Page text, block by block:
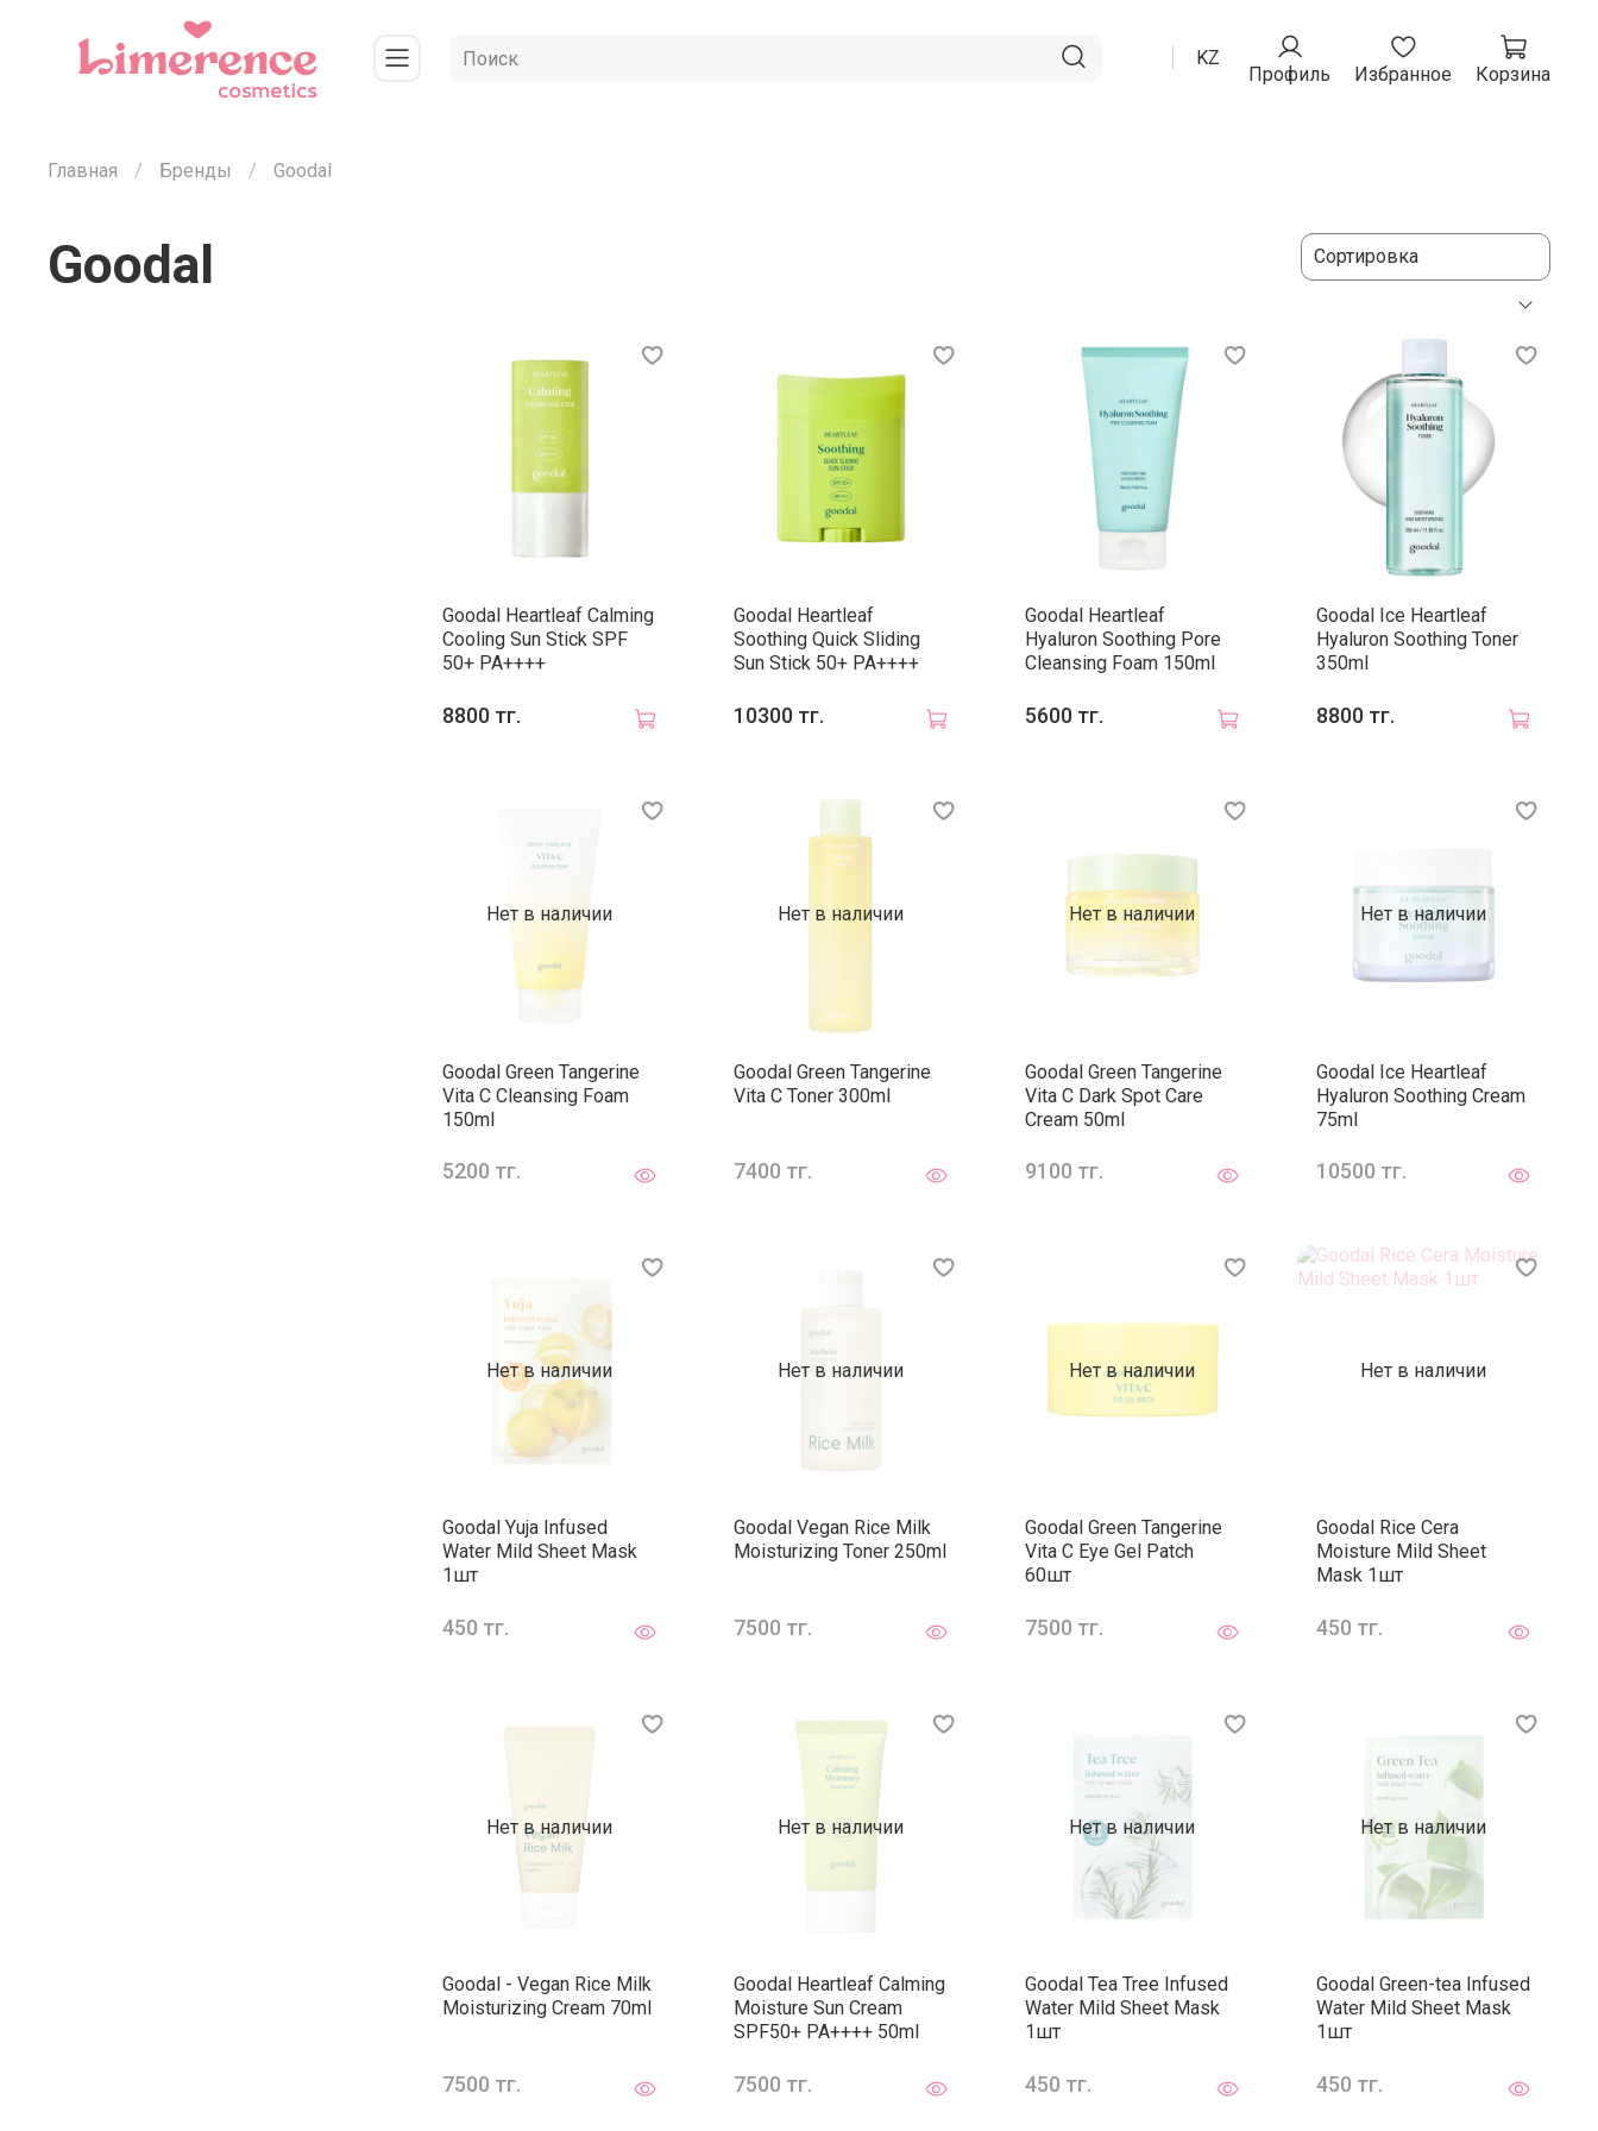
KZ
Профиль Избранное Корзина
Главная Бренды Goodal
Goodal
Goodal Heartleaf Calming
Cooling Sun Stick SPF
50+ PA++++
8800 тг.
Goodal Heartleaf
Soothing Quick Sliding
Sun Stick 50+ PA++++
10300 тг.
Goodal Heartleaf
Hyaluron Soothing Pore
Cleansing Foam 150ml
5600 тг.
Goodal Ice Heartleaf
Hyaluron Soothing Toner
350ml
8800 тг.
Нет в наличии
Goodal Green Tangerine
Vita C Cleansing Foam
150ml
5200 тг.
Нет в наличии
Goodal Green Tangerine
Vita C Toner 300ml
7400 тг.
Нет в наличии
Goodal Green Tangerine
Vita C Dark Spot Care
Cream 50ml
9100 тг.
Нет в наличии
Goodal Ice Heartleaf
Hyaluron Soothing Cream
75ml
10500 тг.
Нет в наличии
Goodal Yuja Infused
Water Mild Sheet Mask
1шт
450 тг.
Нет в наличии
Goodal Vegan Rice Milk
Moisturizing Toner 250ml
7500 тг.
Нет в наличии
Goodal Green Tangerine
Vita C Eye Gel Patch
60шт
7500 тг.
Нет в наличии
Goodal Rice Cera
Moisture Mild Sheet
Mask 1шт
450 тг.
Нет в наличии
Goodal - Vegan Rice Milk
Moisturizing Cream 70ml
7500 тг.
Нет в наличии
Goodal Heartleaf Calming
Moisture Sun Cream
SPF50+ PA++++ 50ml
7500 тг.
Нет в наличии
Goodal Tea Tree Infused
Water Mild Sheet Mask
1шт
450 тг.
Нет в наличии
Goodal Green-tea Infused
Water Mild Sheet Mask
1шт
450 тг.